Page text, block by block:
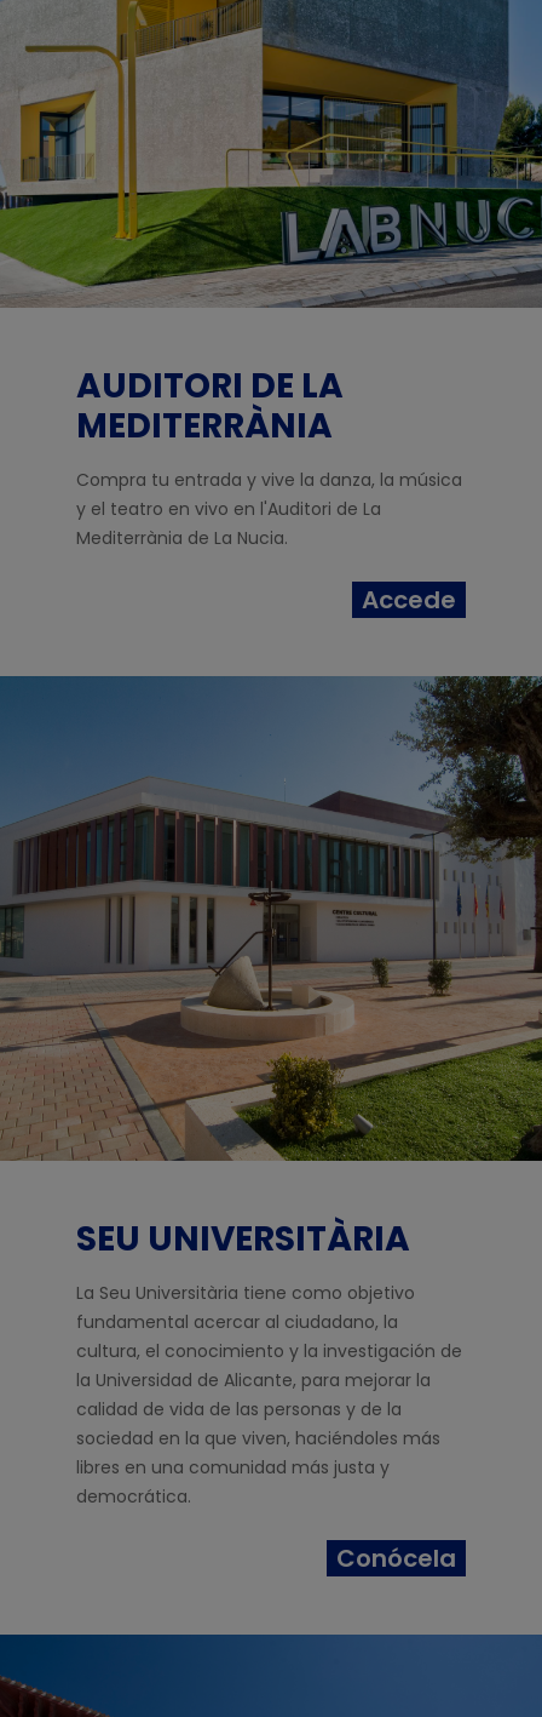
AUDITORI DE LA
MEDITERRÀNIA
Compra tu entrada y vive la danza, la música
y el teatro en vivo en l'Auditori de La
Mediterrània de La Nucia.
Accede
SEU UNIVERSITÀRIA
La Seu Universitària tiene como objetivo
fundamental acercar al ciudadano, la
cultura, el conocimiento y la investigación de
la Universidad de Alicante, para mejorar la
calidad de vida de las personas y de la
sociedad en la que viven, haciéndoles más
libres en una comunidad más justa y
democrática.
Conócela